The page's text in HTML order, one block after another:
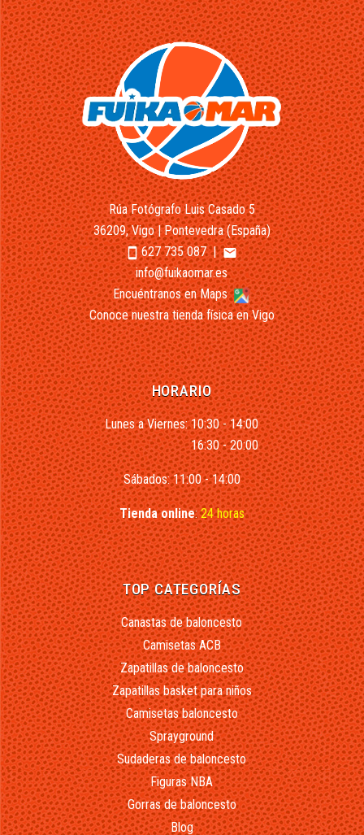
Rúa Fotógrafo Luis Casado 5
36209, Vigo | Pontevedra (España)
smartphone627 735 087|email
info@fuikaomar.es
Encuéntranos en Maps
Conoce nuestra tienda física en Vigo
HORARIO
Lunes a Viernes: 10:30 - 14:00
16:30 - 20:00
Sábados: 11:00 - 14:00
Tienda online:24 horas
TOP CATEGORÍAS
Canastas de baloncesto
Camisetas ACB
Zapatillas de baloncesto
Zapatillas basket para niños
Camisetas baloncesto
Sprayground
Sudaderas de baloncesto
Figuras NBA
Gorras de baloncesto
Blog